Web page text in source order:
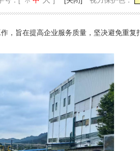
，旨在提高企业服务质量，坚决避免重